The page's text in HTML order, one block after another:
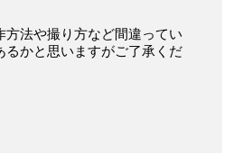
方法や撮り方など間違ってい
るかと思いますがご了承くだ